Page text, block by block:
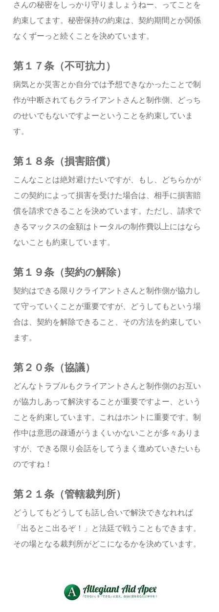
さんの秘密をしっかり守りましょうねー、ってことを
約束してます。秘密保持の約束は、契約期間とか関係
なくずーっと続くことを決めています。
第１７条（不可抗力）
病気とか災害とか自分では予想できなかったことで制
作が中断されてもクライアントさんと制作側、どっち
のせいでもないですよーということを約束していま
す。
第１８条（損害賠償）
こんなことは絶対避けたいですが、もし、どちらかが
この契約によって損害を受けた場合は、相手に損害賠
償を請求できることを決めています。ただし、請求で
きるマックスの金額はトータルの制作費以上にはなら
ないことも約束しています。
第１９条（契約の解除）
契約はできる限りクライアントさんと制作側が協力し
て守っていくことが重要ですが、どうしてもという場
合は、契約を解除できること、その方法を約束してい
ます。
第２０条（協議）
どんなトラブルもクライアントさんと制作側のお互い
が協力しあって解決することが重要ですよー、という
ことを約束しています。これはホントに重要です。制
作中は意思の疎通がうまくいかないことが多々ありま
すが、できる限り会話をしてうまく進めていきたいも
のですね！
第２１条（管轄裁判所）
どうしてもどうしても話し合いで解決できなれれば
「出るとこ出るぞ！」と法廷で戦うこともできます。
その場となる裁判所がどこになるかを決めています。